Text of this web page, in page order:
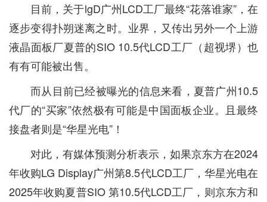
目前，关于lgD广州LCD工厂最终“花落谁家”，在
逐步变得扑朔迷离之时。业界，又传出另外一个上游
液晶面板厂夏普的SIO 10.5代LCD工厂（超视堺）也
有有可能被出售。
而从目前已经被曝光的信息来看，夏普广州10.5
代厂的“买家”依然极有可能是中国面板企业。且最终
接盘者则是“华星光电”！
对此，有媒体预测分析表示，如果京东方在2024
年收购LG Display广州第8.5代LCD工厂，华星光电在
2025年收购夏普SIO 第10.5代LCD工厂，则京东方和